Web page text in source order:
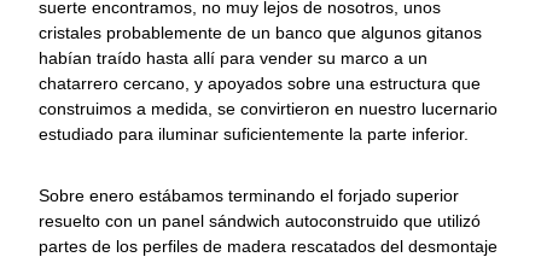
suerte encontramos, no muy lejos de nosotros, unos
cristales probablemente de un banco que algunos gitanos
habían traído hasta allí para vender su marco a un
chatarrero cercano, y apoyados sobre una estructura que
construimos a medida, se convirtieron en nuestro lucernario
estudiado para iluminar suficientemente la parte inferior.
Sobre enero estábamos terminando el forjado superior
resuelto con un panel sándwich autoconstruido que utilizó
partes de los perfiles de madera rescatados del desmontaje